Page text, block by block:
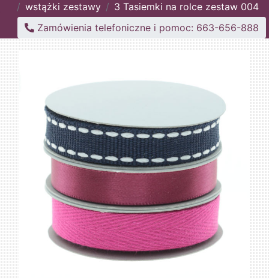
wstążki zestawy
3 Tasiemki na rolce zestaw 004
Zamówienia telefoniczne i pomoc: 663-656-888